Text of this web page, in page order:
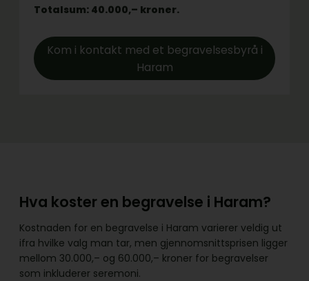
Totalsum: 40.000,– kroner.
Kom i kontakt med et begravelsesbyrå i
Haram
Hva koster en begravelse i Haram?
Kostnaden for en begravelse i Haram varierer veldig ut
ifra hvilke valg man tar, men gjennomsnittsprisen ligger
mellom 30.000,– og 60.000,– kroner for begravelser
som inkluderer seremoni.